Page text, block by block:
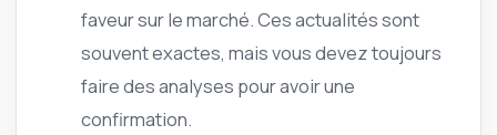
faveur sur le marché. Ces actualités sont
souvent exactes, mais vous devez toujours
faire des analyses pour avoir une
confirmation.